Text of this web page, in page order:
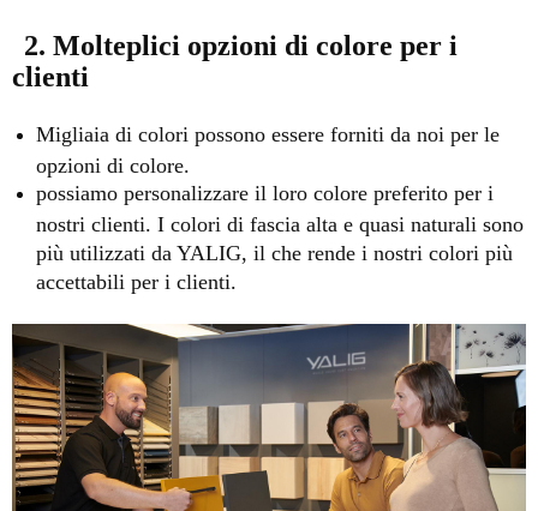
2. Molteplici opzioni di colore per i
clienti
Migliaia di colori possono essere forniti da noi per le
opzioni di colore.
possiamo personalizzare il loro colore preferito per i
nostri clienti. I colori di fascia alta e quasi naturali sono
più utilizzati da YALIG, il che rende i nostri colori più
accettabili per i clienti.